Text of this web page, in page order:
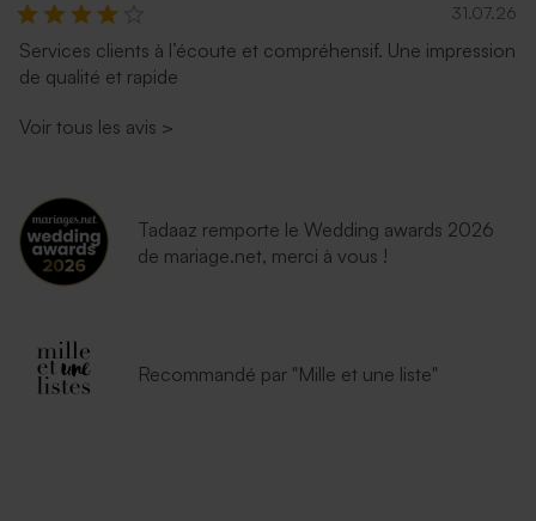
31.07.26
Services clients à l’écoute et compréhensif. Une impression
de qualité et rapide
Voir tous les avis >
Tadaaz remporte le Wedding awards 2026
de mariage.net, merci à vous !
Recommandé par "Mille et une liste"